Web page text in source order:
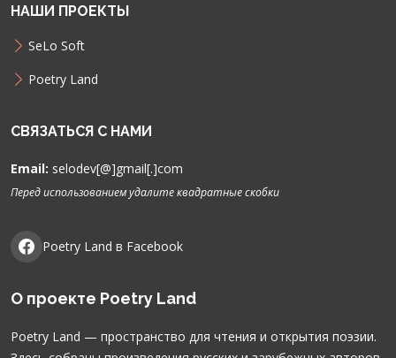
НАШИ ПРОЕКТЫ
SeLo Soft
Poetry Land
СВЯЗАТЬСЯ С НАМИ
Email: selodev[@]gmail[.]com
Перед использованием удалите квадратные скобки
Poetry Land в Facebook
О проекте Poetry Land
Poetry Land — пространство для чтения и открытия поэзии.